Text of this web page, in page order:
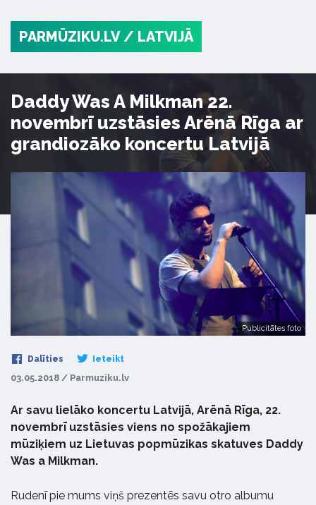
PARMŪZIKU.LV / LATVIJĀ
Daddy Was A Milkman 22.
novembrī uzstāsies Arēnā Rīga ar
grandiozāko koncertu Latvijā
Publicitātes foto
Dalīties Ieteikt
03.05.2018 / Parmuziku.lv
Ar savu lielāko koncertu Latvijā, Arēnā Rīga, 22.
novembrī uzstāsies viens no spožākajiem
mūziķiem uz Lietuvas popmūzikas skatuves Daddy
Was a Milkman.
Rudenī pie mums viņš prezentēs savu otro albumu